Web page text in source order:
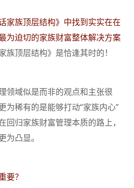
家族顶层结构》中找到实实在在
为迫切的家族财富整体解决方案
族顶层结构》是恰逢其时的！
领域似是而非的观点和主张很
为稀有的是能够打动“家族内心”
回归家族财富管理本质的路上，
为凸显。
要？